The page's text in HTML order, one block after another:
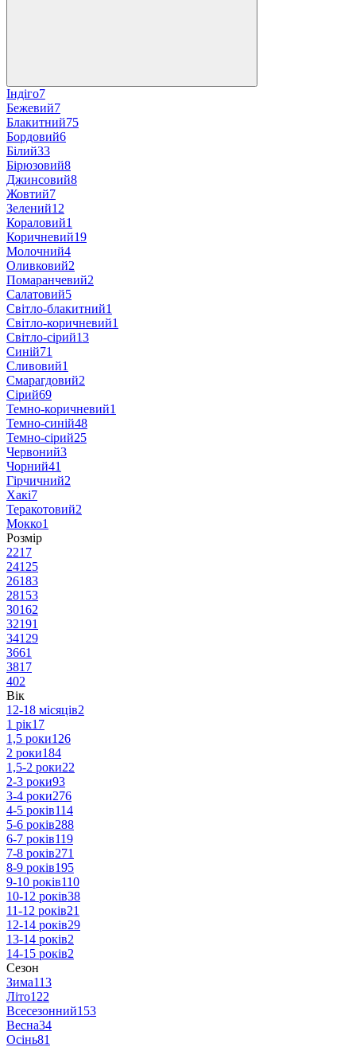
Індіго7
Бежевий7
Блакитний75
Бордовий6
Білий33
Бірюзовий8
Джинсовий8
Жовтий7
Зелений12
Кораловий1
Коричневий19
Молочний4
Оливковий2
Помаранчевий2
Салатовий5
Світло-блакитний1
Світло-коричневий1
Світло-сірий13
Синій71
Сливовий1
Смарагдовий2
Сірий69
Темно-коричневий1
Темно-синій48
Темно-сірий25
Червоний3
Чорний41
Гірчичний2
Хакі7
Теракотовий2
Мокко1
Розмір
2217
24125
26183
28153
30162
32191
34129
3661
3817
402
Вік
12-18 місяців2
1 рік17
1,5 роки126
2 роки184
1,5-2 роки22
2-3 роки93
3-4 роки276
4-5 років114
5-6 років288
6-7 років119
7-8 років271
8-9 років195
9-10 років110
10-12 років38
11-12 років21
12-14 років29
13-14 років2
14-15 років2
Сезон
Зима113
Літо122
Всесезонний153
Весна34
Осінь81